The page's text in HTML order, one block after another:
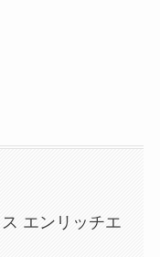
エンリッチエ